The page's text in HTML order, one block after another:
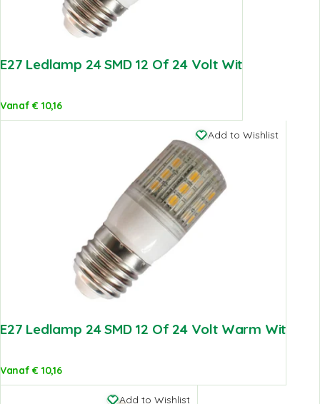
E27 Ledlamp 24 SMD 12 Of 24 Volt Wit
Vanaf€ 10,16
Add to Wishlist
E27 Ledlamp 24 SMD 12 Of 24 Volt Warm Wit
Vanaf€ 10,16
Add to Wishlist